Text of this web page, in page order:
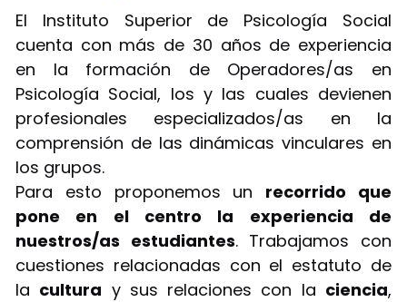
El Instituto Superior de Psicología Social
cuenta con más de 30 años de experiencia
en la formación de Operadores/as en
Psicología Social, los y las cuales devienen
profesionales especializados/as en la
comprensión de las dinámicas vinculares en
los grupos.
Para esto proponemos un recorrido que
pone en el centro la experiencia de
nuestros/as estudiantes. Trabajamos con
cuestiones relacionadas con el estatuto de
la cultura y sus relaciones con la ciencia,